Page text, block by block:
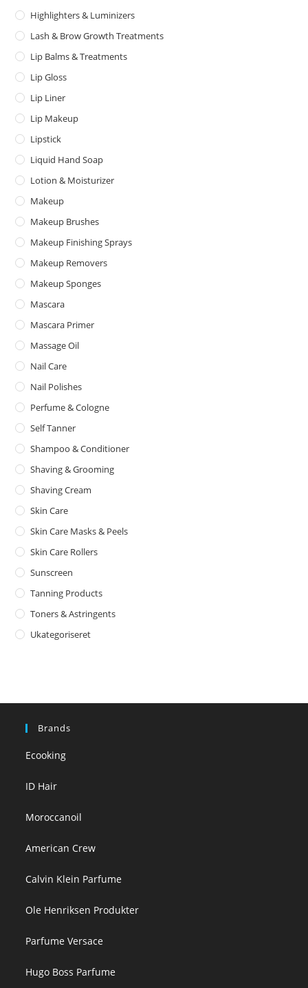
Highlighters & Luminizers
Lash & Brow Growth Treatments
Lip Balms & Treatments
Lip Gloss
Lip Liner
Lip Makeup
Lipstick
Liquid Hand Soap
Lotion & Moisturizer
Makeup
Makeup Brushes
Makeup Finishing Sprays
Makeup Removers
Makeup Sponges
Mascara
Mascara Primer
Massage Oil
Nail Care
Nail Polishes
Perfume & Cologne
Self Tanner
Shampoo & Conditioner
Shaving & Grooming
Shaving Cream
Skin Care
Skin Care Masks & Peels
Skin Care Rollers
Sunscreen
Tanning Products
Toners & Astringents
Ukategoriseret
Brands
Ecooking
ID Hair
Moroccanoil
American Crew
Calvin Klein Parfume
Ole Henriksen Produkter
Parfume Versace
Hugo Boss Parfume